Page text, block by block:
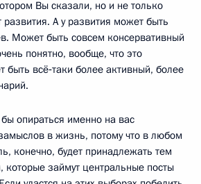
Вы сказали, но и не только
развития. А у развития может быть
Может быть совсем консервативный
понятно, вообще, что это
быть всё‑таки более активный, более
опираться именно на вас
в жизнь, потому что в любом
конечно, будет принадлежать тем
которые займут центральные посты